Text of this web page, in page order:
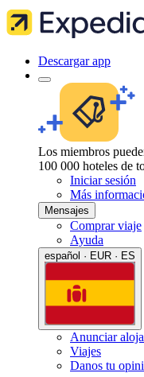
Descargar app
Los miembros
100 000 hoteles de
Iniciar sesión
Más
Mensajes
Comprar viaje
Ayuda
español · EUR · ES
Anunciar
Viajes
Danos tu